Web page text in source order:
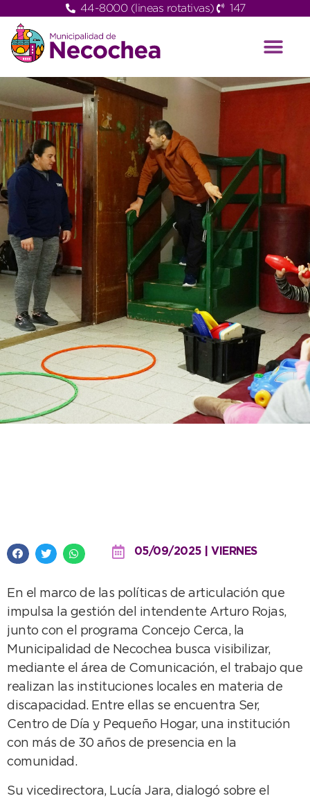
44-8000 (lineas rotativas) 147
05/09/2025 | VIERNES
En el marco de las políticas de articulación que
impulsa la gestión del intendente Arturo Rojas,
junto con el programa Concejo Cerca, la
Municipalidad de Necochea busca visibilizar,
mediante el área de Comunicación, el trabajo que
realizan las instituciones locales en materia de
discapacidad. Entre ellas se encuentra Ser,
Centro de Día y Pequeño Hogar, una institución
con más de 30 años de presencia en la
comunidad.
Su vicedirectora, Lucía Jara, dialogó sobre el